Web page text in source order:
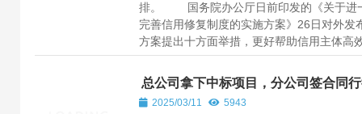
排。 国务院办公厅日前印发的《关于进
完善信用修复制度的实施方案》26日对外发
方案提出十方面举措，更好帮助信用主体高
捷重塑信用。 多位受访...
总公司拿下中标项目，分公司签合同
通吗？
2025/03/11 5943